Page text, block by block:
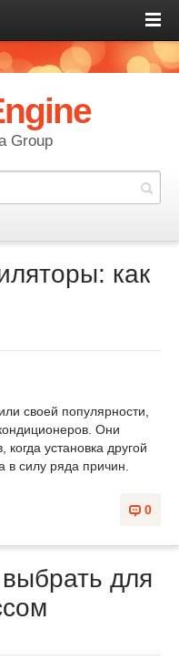
Group
как
своей популярности,
Они
установка другой
в силу ряда причин.
0
для